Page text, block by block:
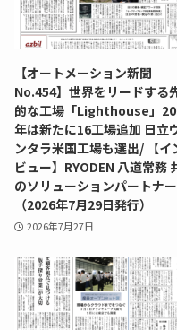
【オートメーション新聞
No.454】世界をリードする
的な工場「Lighthouse」
年は新たに16工場追加 日立
ンタラ米国工場も選出/ 【イ
ビュー】RYODEN 八道常務
のソリューションパートナ
（2026年7月29日発行）
2026年7月27日